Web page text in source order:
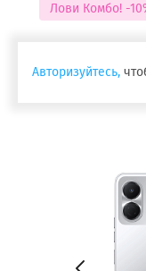
Лови Комбо! -
Авторизуйтесь,